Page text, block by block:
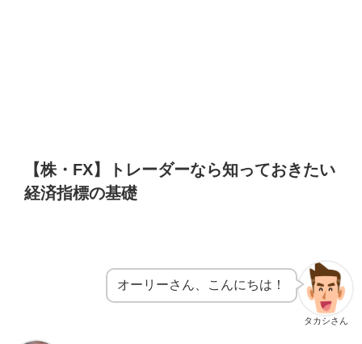
【株・FX】トレーダーなら知っておきたい
経済指標の基礎
タカシさん
オーリーさん、こんにちは！